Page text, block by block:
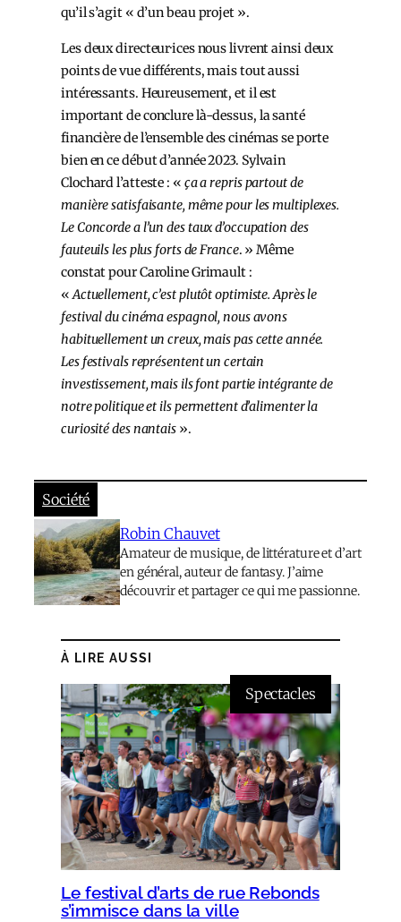
qu’il s’agit « d’un beau projet ».
Les deux directeur·ices nous livrent ainsi deux
points de vue différents, mais tout aussi
intéressants. Heureusement, et il est
important de conclure là-dessus, la santé
financière de l’ensemble des cinémas se porte
bien en ce début d’année 2023. Sylvain
Clochard l’atteste : « ça a repris partout de
manière satisfaisante, même pour les multiplexes.
Le Concorde a l’un des taux d’occupation des
fauteuils les plus forts de France. »Même
constat pour Caroline Grimault :
« Actuellement, c’est plutôt optimiste. Après le
festival du cinéma espagnol, nous avons
habituellement un creux, mais pas cette année.
Les festivals représentent un certain
investissement, mais ils font partie intégrante de
notre politique et ils permettent d’alimenter la
curiosité des nantais».
Société
Robin Chauvet
Amateur de musique, de littérature et d’art
en général, auteur de fantasy. J’aime
découvrir et partager ce qui me passionne.
À LIRE AUSSI
Spectacles
Le festival d’arts de rue Rebonds
s’immisce dans la ville